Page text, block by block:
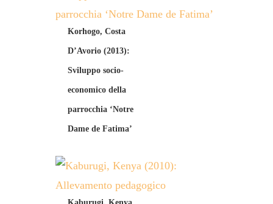
Korhogo, Costa
D’Avorio (2013):
Sviluppo socio-
economico della
parrocchia ‘Notre
Dame de Fatima’